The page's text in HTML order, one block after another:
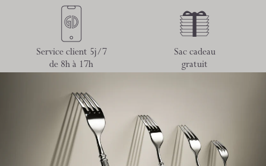
Service client 5j/7
de 8h à 17h
Sac cadeau
gratuit